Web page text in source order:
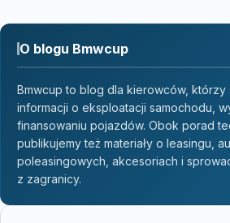
O blogu Bmwcup
Bmwcup to blog dla kierowców, którzy
informacji o eksploatacji samochodu,
finansowaniu pojazdów. Obok porad
publikujemy też materiały o leasingu,
poleasingowych, akcesoriach i
z zagranicy.